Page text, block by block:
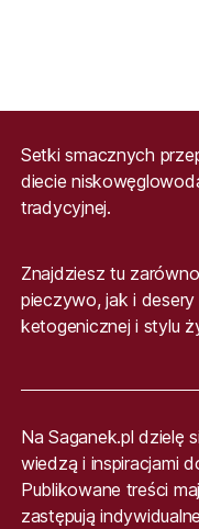
Setki smacznych
diecie
tradycyjnej.
Znajdziesz tu
pieczywo, jak i
ketogenicznej i stylu
Na Saganek.pl dzielę
wiedzą i inspiracjami
Publikowane treści
zastępują